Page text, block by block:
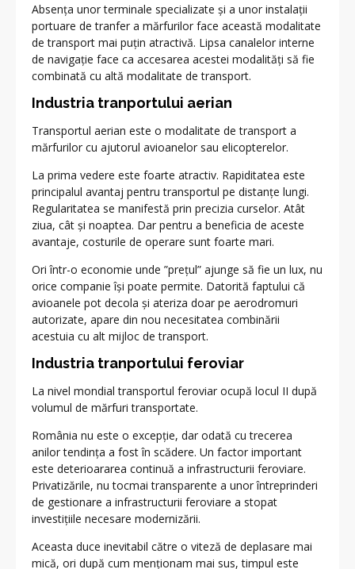
Absența unor terminale specializate și a unor instalații
portuare de tranfer a mărfurilor face această modalitate
de transport mai puțin atractivă. Lipsa canalelor interne
de navigație face ca accesarea acestei modalități să fie
combinată cu altă modalitate de transport.
Industria tranportului aerian
Transportul aerian este o modalitate de transport a
mărfurilor cu ajutorul avioanelor sau elicopterelor.
La prima vedere este foarte atractiv. Rapiditatea este
principalul avantaj pentru transportul pe distanțe lungi.
Regularitatea se manifestă prin precizia curselor. Atât
ziua, cât și noaptea. Dar pentru a beneficia de aceste
avantaje, costurile de operare sunt foarte mari.
Ori într-o economie unde ”prețul” ajunge să fie un lux, nu
orice companie își poate permite. Datorită faptului că
avioanele pot decola și ateriza doar pe aerodromuri
autorizate, apare din nou necesitatea combinării
acestuia cu alt mijloc de transport.
Industria tranportului feroviar
La nivel mondial transportul feroviar ocupă locul II după
volumul de mărfuri transportate.
România nu este o excepție, dar odată cu trecerea
anilor tendința a fost în scădere. Un factor important
este deterioararea continuă a infrastructurii feroviare.
Privatizările, nu tocmai transparente a unor întreprinderi
de gestionare a infrastructurii feroviare a stopat
investițiile necesare modernizării.
Aceasta duce inevitabil către o viteză de deplasare mai
mică, ori după cum menționam mai sus, timpul este